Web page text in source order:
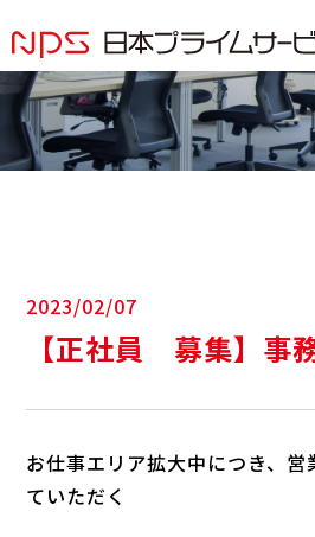
2023/02/07
【正社員 募集】事
お仕事エリア拡大中につき、
ていただく